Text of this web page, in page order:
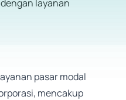
layanan
pasar modal
mencakup